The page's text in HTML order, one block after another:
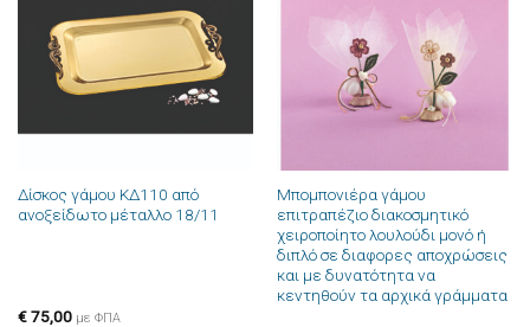
στην λίστα
επιθυμιών
Δίσκος γάμου ΚΔ110 από
ανοξείδωτο μέταλλο 18/11
€75,00 με ΦΠΑ
επιθυμιών
Μπομπονιέρα γάμου
επιτραπέζιο διακοσμητικό
χειροποίητο λουλούδι μονό ή
διπλό σε διαφορες αποχρώσεις
και με δυνατότητα να
κεντηθούν τα αρχικά γράμματα